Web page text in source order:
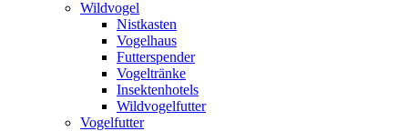
Wildvogel
Nistkasten
Vogelhaus
Futterspender
Vogeltränke
Insektenhotels
Wildvogelfutter
Vogelfutter